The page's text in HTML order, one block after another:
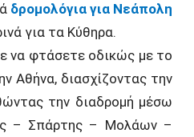
δρομολόγια για Νεάπολη
για τα Κύθηρα.
να φτάσετε οδικώς με το
Αθήνα, διασχίζοντας την
την διαδρομή μέσω
– Σπάρτης – Μολάων –